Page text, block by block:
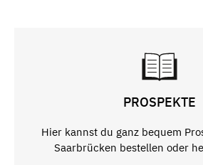
PROSPEKTE
Hier kannst du ganz bequem
Saarbrücken bestellen oder